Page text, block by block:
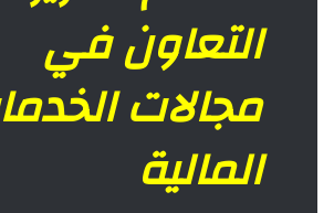
التعاون في
مجالات
المالية